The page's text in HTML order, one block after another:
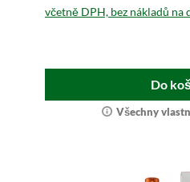
včetně DPH, bez nákladů na
Do
Všechny